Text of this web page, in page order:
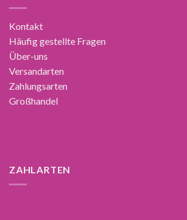
Kontakt
Häufig gestellte Fragen
Über-uns
Versandarten
Zahlungsarten
Großhandel
ZAHLARTEN